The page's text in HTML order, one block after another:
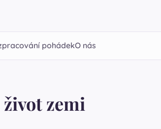
pohádekO nás
zemi